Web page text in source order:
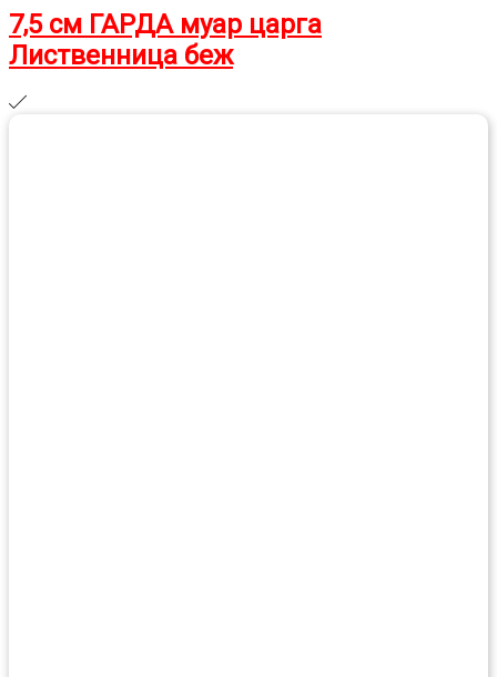
7,5 см ГАРДА муар царга
Лиственница беж